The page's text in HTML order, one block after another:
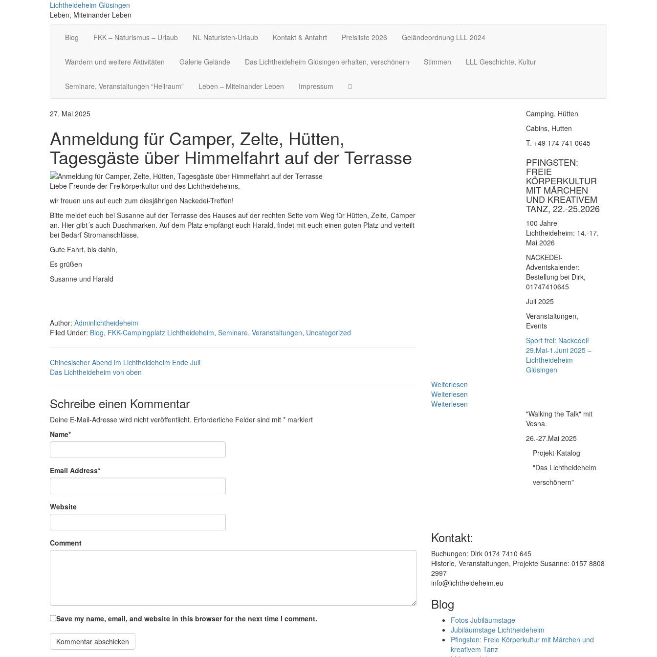
Lichtheideheim Glüsingen
Leben, Miteinander Leben
Blog FKK – Naturismus – Urlaub NL Naturisten-Urlaub Kontakt & Anfahrt Preisliste 2026 Geländeordnung LLL 2024
Wandern und weitere Aktivitäten Galerie Gelände Das Lichtheideheim Glüsingen erhalten, verschönern Stimmen LLL Geschichte, Kultur
Seminare, Veranstaltungen “Heilraum” Leben – Miteinander Leben Impressum
27. Mai 2025
Anmeldung für Camper, Zelte, Hütten,
Tagesgäste über Himmelfahrt auf der Terrasse
Liebe Freunde der Freikörperkultur und des Lichtheideheims,
wir freuen uns auf euch zum diesjährigen Nackedei-Treffen!
Bitte meldet euch bei Susanne auf der Terrasse des Hauses auf der rechten Seite vom Weg für Hütten, Zelte, Camper
an. Hier gibt´s auch Duschmarken. Auf dem Platz empfängt euch Harald, findet mit euch einen guten Platz und verteilt
bei Bedarf Stromanschlüsse.
Gute Fahrt, bis dahin,
Es grüßen
Susanne und Harald
Author: Adminlichtheideheim
Filed Under: Blog, FKK-Campingplatz Lichtheideheim, Seminare, Veranstaltungen, Uncategorized
Chinesischer Abend im Lichtheideheim Ende Juli
Das Lichtheideheim von oben
Schreibe einen Kommentar
Deine E-Mail-Adresse wird nicht veröffentlicht. Erforderliche Felder sind mit * markiert
Name*
Email Address*
Website
Comment
Save my name, email, and website in this browser for the next time I comment.
Camping, Hütten
Cabins, Hutten
T. +49 174 741 0645
PFINGSTEN:
FREIE
KÖRPERKULTUR
MIT MÄRCHEN
UND KREATIVEM
TANZ, 22.-25.2026
100 Jahre
Lichtheideheim: 14.-17.
Mai 2026
NACKEDEI-
Adventskalender:
Bestellung bei Dirk,
01747410645
Juli 2025
Veranstaltungen,
Events
Sport frei: Nackedei!
29.Mai-1.Juni 2025 –
Lichtheideheim
Glüsingen
Weiterlesen
Weiterlesen
Weiterlesen
"Walking the Talk" mit
Vesna.
26.-27.Mai 2025
Projekt-Katalog
"Das Lichtheideheim
verschönern"
Kontakt:
Buchungen: Dirk 0174 7410 645
Historie, Veranstaltungen, Projekte Susanne: 0157 8808
2997
info@lichtheideheim.eu
Blog
Fotos Jubiläumstage
Jubiläumstage Lichtheideheim
Pfingsten: Freie Körperkultur mit Märchen und
kreativem Tanz